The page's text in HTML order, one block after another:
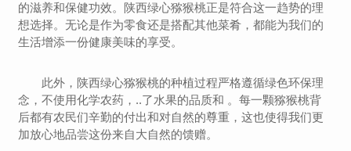
的滋养和保健功效。陕西绿心猕猴桃正是符合这一趋势的理
想选择。无论是作为零食还是搭配其他菜肴，都能为我们的
生活增添一份健康美味的享受。
此外，陕西绿心猕猴桃的种植过程严格遵循绿色环保理
念，不使用化学农药，..了水果的品质和 。每一颗猕猴桃背
后都有农民们辛勤的付出和对自然的尊重，这也使得我们更
加放心地品尝这份来自大自然的馈赠。